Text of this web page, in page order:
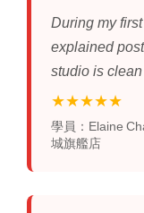
During my first
explained
studio is
★★★★★
學員：Elaine
城旗艦店